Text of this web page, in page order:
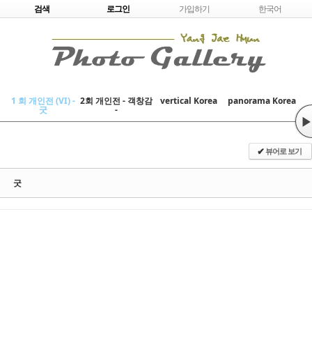
Skip to content
검색 로그인 가입하기 한국어
1 회 개인전 (VI) -
굿
2회 개인전 - 객창감
-
vertical Korea panorama Korea
▶
✔뷰어로 보기
굿